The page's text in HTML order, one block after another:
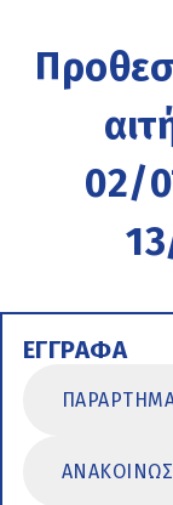
02/
ΕΓΓΡΑΦΑ